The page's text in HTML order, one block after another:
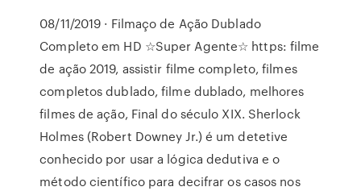
08/11/2019 · Filmaço de Ação Dublado
Completo em HD ☆Super Agente☆ https: filme
de ação 2019, assistir filme completo, filmes
completos dublado, filme dublado, melhores
filmes de ação, Final do século XIX. Sherlock
Holmes (Robert Downey Jr.) é um detetive
conhecido por usar a lógica dedutiva e o
método científico para decifrar os casos nos